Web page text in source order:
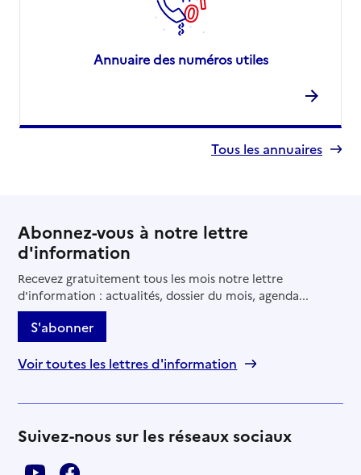
Annuaire des numéros utiles
Tous les annuaires
Abonnez-vous à notre lettre
d'information
Recevez gratuitement tous les mois notre lettre
d'information : actualités, dossier du mois, agenda...
S'abonner
Voir toutes les lettres d'information
Suivez-nous sur les réseaux sociaux